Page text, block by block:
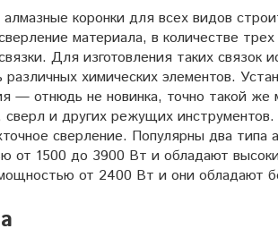
коронки для всех видов
материала, в количестве
Для изготовления таких связок
химических элементов.
— отнюдь не новинка, точно такой же
сверл и других режущих
сверление. Популярны два типа
от 1500 до 3900 Вт и обладают
от 2400 Вт и они обладают